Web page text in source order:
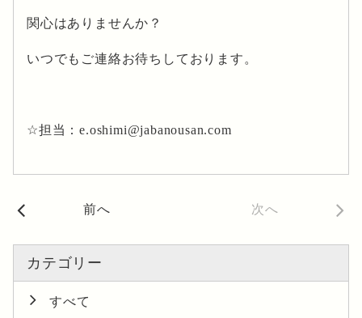
関心はありませんか？
いつでもご連絡お待ちしております。
☆担当：e.oshimi@jabanousan.com
前へ 次へ
カテゴリー
すべて